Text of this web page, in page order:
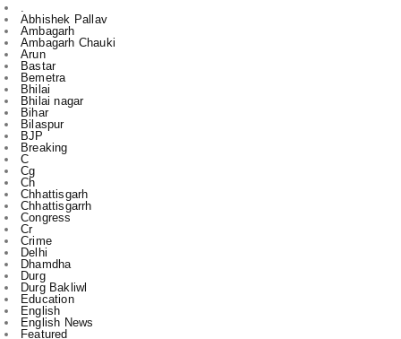
Bastar
Bemetra
Bhilai
Bhilai nagar
Bihar
Bilaspur
BJP
Breaking
C
Cg
Ch
Chhattisgarh
Chhattisgarrh
Congress
Cr
Crime
Delhi
Dhamdha
Durg
Durg Bakliwl
Education
English
English News
Featured
gadgets
gajendra yadav
HTC
Inda